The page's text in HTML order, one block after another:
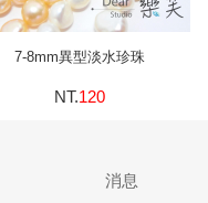
7-8mm異型淡水珍珠
NT.120
消息